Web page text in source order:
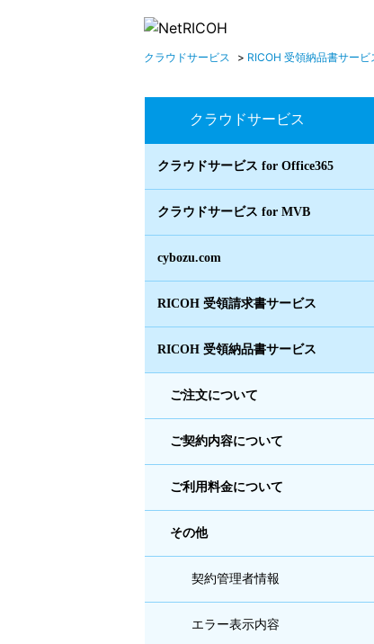
クラウドサービス > RICOH 受領納品書サービ
クラウドサービス
クラウドサービス for Office365
クラウドサービス for MVB
cybozu.com
RICOH 受領請求書サービス
RICOH 受領納品書サービス
ご注文について
ご契約内容について
ご利用料金について
その他
契約管理者情報
エラー表示内容